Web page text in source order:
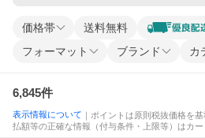
価格帯 送料無料
フォーマット ブランド カ
6,845件
表示情報について ｜ポイントは原則税抜価格を
払額等の正確な情報（付与条件・上限等）はカ